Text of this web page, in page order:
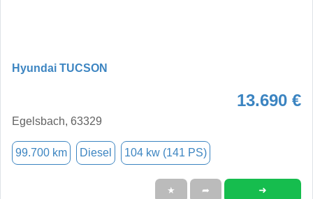
Hyundai TUCSON
13.690 €
Egelsbach, 63329
99.700 km Diesel 104 kw (141 PS)
★ ➦ ➜